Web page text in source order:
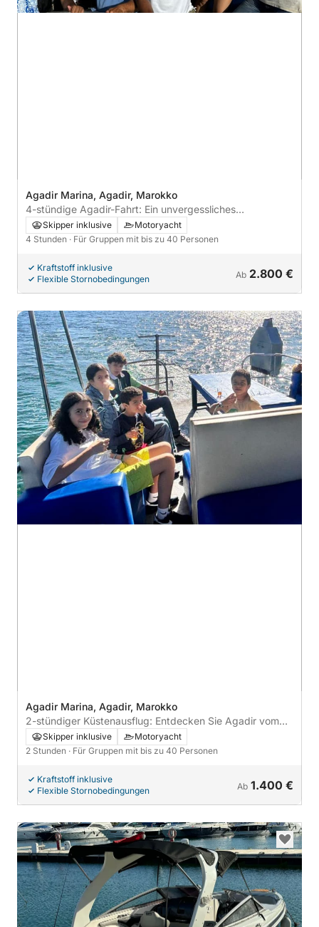
Agadir Marina, Agadir, Marokko
4-stündige Agadir-Fahrt: Ein unvergessliches
Küstenerlebnis
Skipper inklusive
Motoryacht
4 Stunden · Für Gruppen mit bis zu 40 Personen
Kraftstoff inklusive
Flexible Stornobedingungen
Ab 2.800 €
Agadir Marina, Agadir, Marokko
2-stündiger Küstenausflug: Entdecken Sie Agadir vom
Meer aus
Skipper inklusive
Motoryacht
2 Stunden · Für Gruppen mit bis zu 40 Personen
Kraftstoff inklusive
Flexible Stornobedingungen
Ab 1.400 €